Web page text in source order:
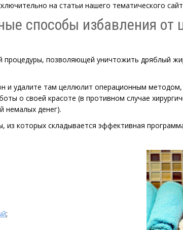
на статьи нашего тематического
способы избавления от
позволяющей уничтожить дряблый
и удалите там целлюлит операционным
о своей красоте (в противном случае
немалых денег).
из которых складывается эффективная
;